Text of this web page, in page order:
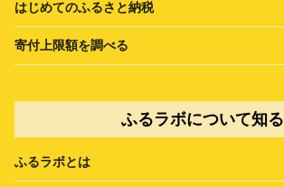
はじめてのふるさと納税
寄付上限額を調べる
ふるラボについて知る
ふるラボとは